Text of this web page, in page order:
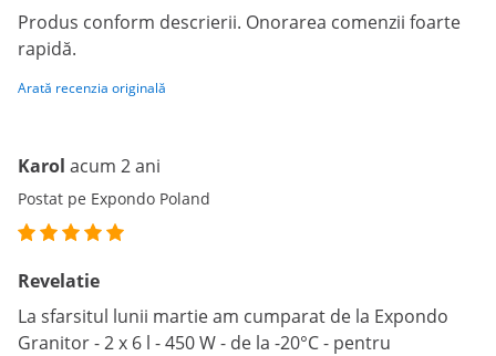
Produs conform descrierii. Onorarea comenzii foarte
rapidă.
Arată recenzia originală
Karol acum 2 ani
Postat pe Expondo Poland
Revelatie
La sfarsitul lunii martie am cumparat de la Expondo
Granitor - 2 x 6 l - 450 W - de la -20°C - pentru